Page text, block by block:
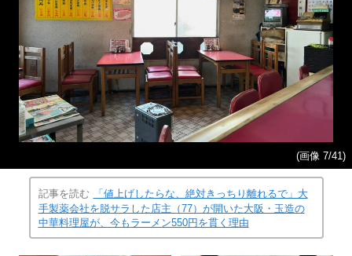
(画像 7/41)
記事を読む
「値上げしたらな、絶対きっちり離れるで」大
手製薬会社を脱サラした店主（77）が開いた大阪・玉造の
中華料理屋が、今もラーメン550円を貫く理由